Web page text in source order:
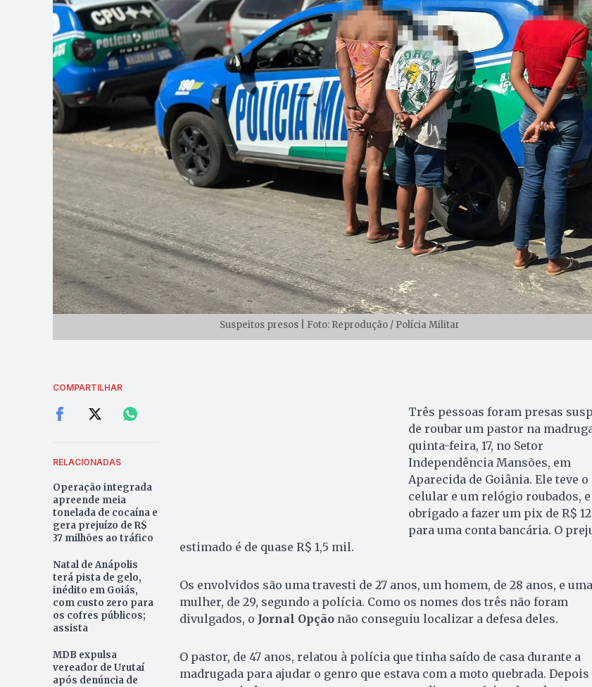
Suspeitos presos | Foto: Reprodução / Polícia Militar
COMPARTILHAR
RELACIONADAS
Operação integrada
apreende meia
tonelada de cocaína e
gera prejuízo de R$
37 milhões ao tráfico
Natal de Anápolis
terá pista de gelo,
inédito em Goiás,
com custo zero para
os cofres públicos;
assista
MDB expulsa
vereador de Urutaí
após denúncia de
Três pessoas foram presas
de roubar um pastor na
quinta-feira, 17, no Setor
Independência Mansões, em
Aparecida de Goiânia. Ele teve o
celular e um relógio roubados,
obrigado a fazer um pix de R$
para uma conta bancária. O
estimado é de quase R$ 1,5 mil.
Os envolvidos são uma travesti de 27 anos, um homem, de 28 anos, e uma
mulher, de 29, segundo a polícia. Como os nomes dos três não foram
divulgados, o Jornal Opção não conseguiu localizar a defesa deles.
O pastor, de 47 anos, relatou à polícia que tinha saído de casa durante a
madrugada para ajudar o genro que estava com a moto quebrada. Depois